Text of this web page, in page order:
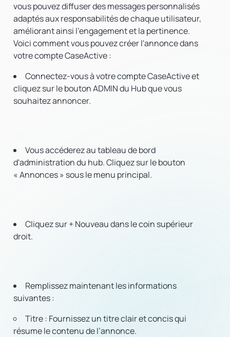
vous pouvez diffuser des messages personnalisés
adaptés aux responsabilités de chaque utilisateur,
améliorant ainsi l'engagement et la pertinence.
Voici comment vous pouvez créer l'annonce dans
votre compte CaseActive :
Connectez-vous à votre compte CaseActive et
cliquez sur le bouton ADMIN du Hub que vous
souhaitez annoncer.
Vous accéderez au tableau de bord
d'administration du hub. Cliquez sur le bouton
« Annonces » sous le menu principal.
Cliquez sur + Nouveau dans le coin supérieur
droit.
Remplissez maintenant les informations
suivantes :
Titre : Fournissez un titre clair et concis qui
résume le contenu de l’annonce.